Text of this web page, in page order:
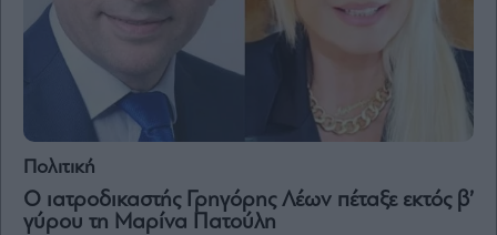
Πολιτική
Ο ιατροδικαστής Γρηγόρης Λέων πέταξε εκτός β’
γύρου τη Μαρίνα Πατούλη